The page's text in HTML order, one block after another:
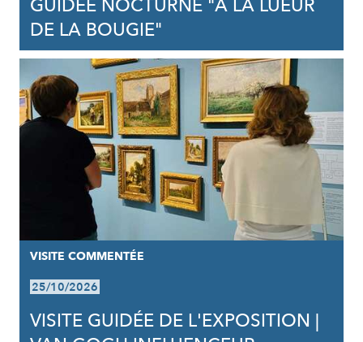
GUIDÉE NOCTURNE "À LA LUEUR
DE LA BOUGIE"
VISITE COMMENTÉE
25/10/2026
VISITE GUIDÉE DE L'EXPOSITION |